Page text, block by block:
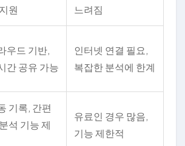
원
느려짐
우드 기반,
간 공유 가능
인터넷 연결 필요,
복잡한 분석에 한계
기록, 간편
석 기능 제
유료인 경우 많음,
기능 제한적